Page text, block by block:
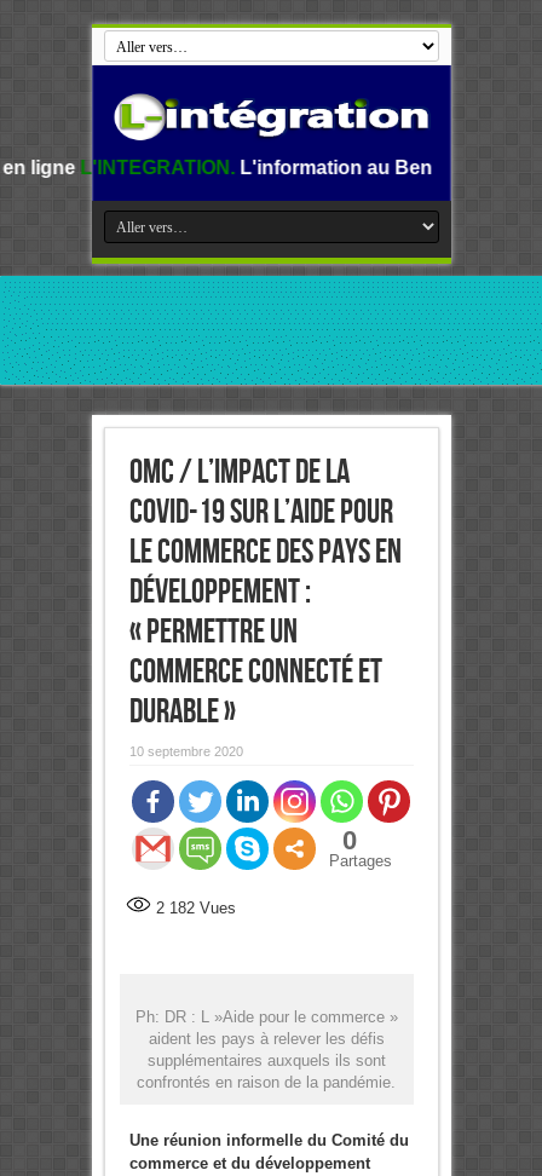
L'information au Benin, en Afrique et dans le
OMC / L’impact de la
COVID-19 sur l’Aide pour
le commerce des pays en
développement :
« Permettre un
commerce connecté et
durable »
10 septembre 2020
0
Partages
2 182Vues
Ph: DR : L »Aide pour le commerce »
aident les pays à relever les défis
supplémentaires auxquels ils sont
confrontés en raison de la pandémie.
Une réunion informelle du Comité du
commerce et du développement